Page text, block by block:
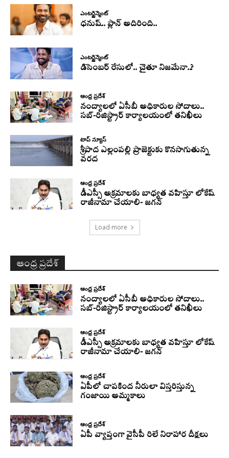
ఎంటర్టైన్మెంట్
ధనుష్‌.. ప్లాన్ అదిరింది..
ఎంటర్టైన్మెంట్
డిసెంబర్ రేసులో.. చైతూ నిజమేనా..?
ఆంధ్ర ప్రదేశ్
నంద్యాలలో ఏసీబీ అధికారుల సోదాలు..
సబ్-రిజిస్ట్రార్ కార్యాలయంలో తనిఖీలు
టాప్ న్యూస్
శ్రీపాద ఎల్లంపల్లి ప్రాజెక్టుకు కొనసాగుతున్న
వరద
ఆంధ్ర ప్రదేశ్
డీఎస్సీ అక్రమాలకు బాధ్యత వహిస్తూ లోకేష్‌
రాజీనామా చేయాలి- జగన్
Load more
ఆంధ్ర ప్రదేశ్
ఆంధ్ర ప్రదేశ్
నంద్యాలలో ఏసీబీ అధికారుల సోదాలు..
సబ్-రిజిస్ట్రార్ కార్యాలయంలో తనిఖీలు
ఆంధ్ర ప్రదేశ్
డీఎస్సీ అక్రమాలకు బాధ్యత వహిస్తూ లోకేష్‌
రాజీనామా చేయాలి- జగన్
ఆంధ్ర ప్రదేశ్
ఏపీలో చాపకింద నీరులా విస్తరిస్తున్న
గంజాయి అమ్మకాలు
ఆంధ్ర ప్రదేశ్
ఏపీ వ్యాప్తంగా వైసీపీ రిలే నిరాహార దీక్షలు